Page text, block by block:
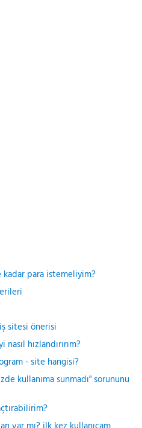
para istemeliyim?
sitesi önerisi
hızlandırırım?
- site hangisi?
kullanıma sunmadı" sorununu